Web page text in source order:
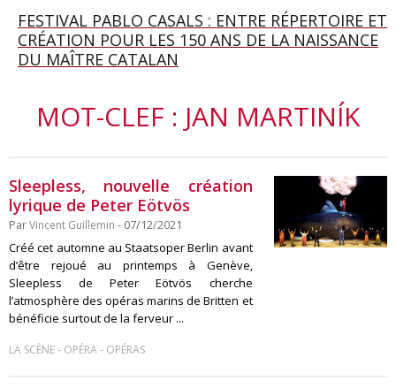
SAINT FRANÇOIS D’ASSISE À SALZBOURG, UNE
SOIRÉE IMMENSE PORTÉE PAR ROMEO
CASTELLUCCI ET MAXIME PASCAL
FESTIVAL PABLO CASALS : ENTRE RÉPERTOIRE ET
CRÉATION POUR LES 150 ANS DE LA NAISSANCE
DU MAÎTRE CATALAN
A BAYREUTH, LE 150E ANNIVERSAIRE DU RING
WAGNÉRIEN GÉNÉRÉ PAR L’IA
BETSY JOLAS FÊTE SON CENTIÈME
ANNIVERSAIRE
GEORGE BENJAMIN : « MES PARENTS AVAIENT
CETTE EXIGENCE DE L’OBJET CISELÉ »
MOT-CLEF : JAN MARTINÍK
Sleepless, nouvelle création
lyrique de Peter Eötvös
ParVincent Guillemin - 07/12/2021
Créé cet automne au Staatsoper Berlin avant
d’être rejoué au printemps à Genève,
Sleepless de Peter Eötvös cherche
l’atmosphère des opéras marins de Britten et
bénéficie surtout de la ferveur ...
LA SCÈNE- OPÉRA- OPÉRAS